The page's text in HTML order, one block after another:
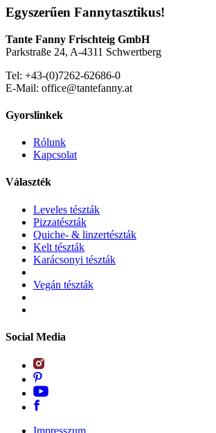
Egyszerűen Fannytasztikus!
Tante Fanny Frischteig GmbH
Parkstraße 24, A-4311 Schwertberg
Tel: +43-(0)7262-62686-0
E-Mail: office@tantefanny.at
Gyorslinkek
Rólunk
Kapcsolat
Választék
Leveles tészták
Pizzatészták
Quiche- & linzertészták
Kelt tészták
Karácsonyi tészták
Vegán tészták
Social Media